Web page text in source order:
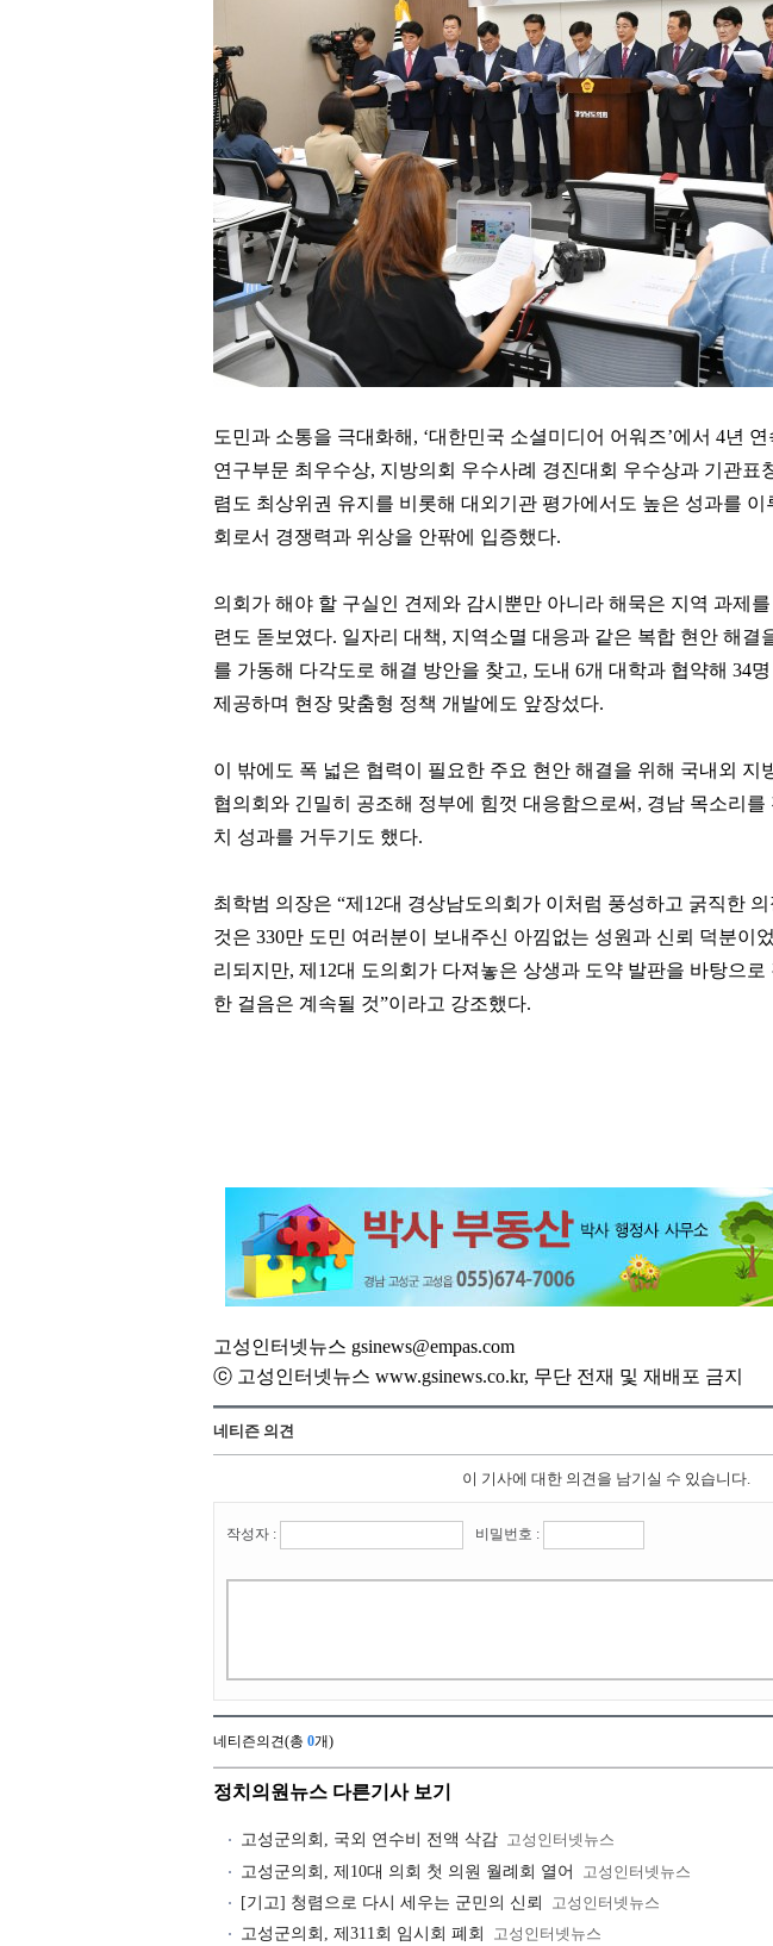
도민과 소통을 극대화해 , ‘대한민국 소셜미디어 어워즈’에서 4년
연구부문 최우수상, 지방의회 우수사례 경진대회 우수상과 기관표
렴도 최상위권 유지를 비롯해 대외기관 평가에서도 높은 성과를 이
회로서 경쟁력과 위상을 안팎에 입증했다.
의회가 해야 할 구실인 견제와 감시뿐만 아니라 해묵은 지역 과제
련도 돋보였다. 일자리 대책, 지역소멸 대응과 같은 복합 현안 해결
를 가동해 다각도로 해결 방안을 찾고, 도내 6개 대학과 협약해 34
제공하며 현장 맞춤형 정책 개발에도 앞장섰다.
이 밖에도 폭 넓은 협력이 필요한 주요 현안 해결을 위해 국내외 지
협의회와 긴밀히 공조해 정부에 힘껏 대응함으로써 , 경남 목소리를
치 성과를 거두기도 했다.
최학범 의장은 “제 12대 경상남도의회가 이처럼 풍성하고 굵직한
것은 330만 도민 여러분이 보내주신 아낌없는 성원과 신뢰 덕분이
리되지만, 제 12대 도의회가 다져놓은 상생과 도약 발판을 바탕으
한 걸음은 계속될 것”이라고 강조했다.
고성인터넷뉴스 gsinews@empas.com
ⓒ 고성인터넷뉴스 www.gsinews.co.kr, 무단 전재 및 재배포 금지
네티즌 의견
이 기사에 대한 의견을 남기실 수 있습니다.
작성자 : 비밀번호 :
네티즌의견(총 0개)
정치의원뉴스 다른기사 보기
고성군의회, 국외 연수비 전액 삭감 고성인터넷뉴스
고성군의회, 제10대 의회 첫 의원 월례회 열어
고성인터넷뉴스
[기고] 청렴으로 다시 세우는 군민의 신뢰
고성인터넷뉴스
고성군의회, 제311회 임시회 폐회
고성인터넷뉴스